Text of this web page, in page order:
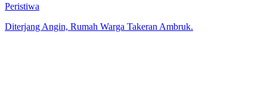
Peristiwa
Diterjang Angin, Rumah Warga Takeran Ambruk.